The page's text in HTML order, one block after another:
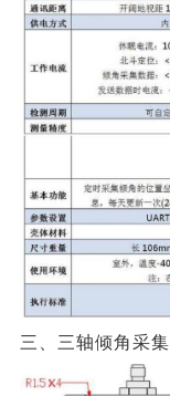
三、三轴倾角采